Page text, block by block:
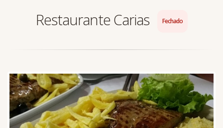
Restaurante Carias Fechado